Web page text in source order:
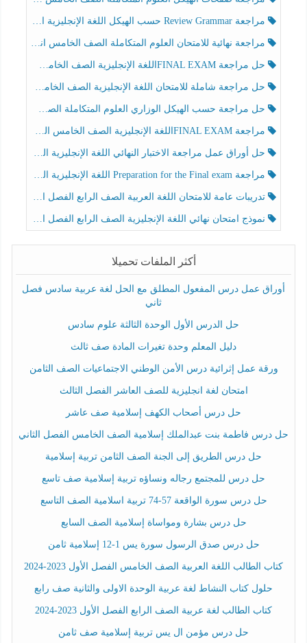
مراجعة Review Grammar حسب الهيكل اللغة الإنجليزية الصف الخامس الفصل الثالث
مراجعة نهائية للامتحان العلوم المتكاملة الصف الخامس انسبير الفصل الثالث
حل مراجعة FINAL EXAMاللغة الإنجليزية الصف الخامس الفصل الثالث
حل مراجعة شاملة للامتحان اللغة الإنجليزية الصف الخامس الفصل الثالث
حل مراجعة حسب الهيكل الوزاري العلوم المتكاملة الصف الخامس عام الفصل الثالث
مراجعة FINAL EXAMاللغة الإنجليزية الصف الخامس الفصل الثالث
حل أوراق عمل مراجعة الاختبار النهائي اللغة الإنجليزية الصف الرابع الفصل الثالث
مراجعة Preparation for the Final exam اللغة الإنجليزية الصف الرابع الفصل الثالث
تدريبات عامة للامتحان اللغة العربية الصف الرابع الفصل الثالث
نموذج امتحان نهائي اللغة الإنجليزية الصف الرابع الفصل الثالث
أكثر الملفات تحميلا
أوراق عمل درس المفعول المطلق مع الحل لغة عربية سادس فصل
ثاني
حل الدرس الأول الوحدة الثالثة علوم سادس
دليل المعلم وحدة تغيرات المادة صف ثالث
ورقة عمل إثرائية درس الأمن الوطني الاجتماعيات الصف الثامن
امتحان لغة انجليزية للصف العاشر الفصل الثالث
حل درس أصحاب الكهف إسلامية صف عاشر
حل درس فاطمة بنت عبدالملك إسلامية الصف الخامس الفصل الثاني
حل درس الطريق إلى الجنة الصف الثامن تربية إسلامية
حل درس للمجتمع رجاله ونساؤه تربية إسلامية صف تاسع
حل درس سورة الواقعة 57-74 تربية اسلامية الصف التاسع
حل درس بشارة ومواساة إسلامية الصف السابع
حل درس صدق الرسول سورة يس 1-12 إسلامية ثامن
كتاب الطالب اللغة العربية الصف الخامس الفصل الأول 2023-2024
حلول كتاب النشاط لغة عربية الوحدة الاولى والثانية صف رابع
كتاب الطالب لغة عربية الصف الرابع الفصل الأول 2023-2024
حل درس مؤمن ال يس تربية إسلامية صف ثامن